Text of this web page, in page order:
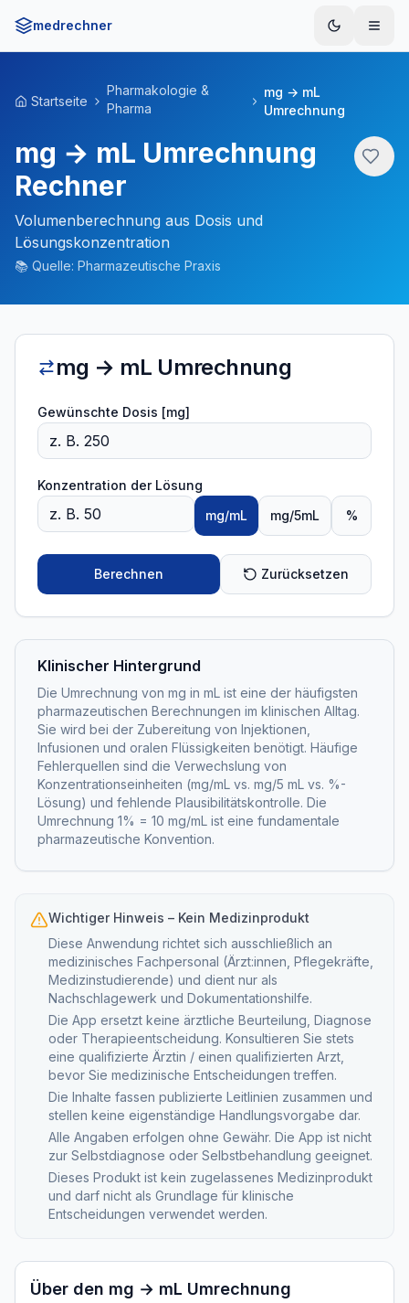
medrechner
Startseite
Pharmakologie &
Pharma
mg → mL
Umrechnung
mg → mL Umrechnung
Rechner
Volumenberechnung aus Dosis und
Lösungskonzentration
📚 Quelle: Pharmazeutische Praxis
mg → mL Umrechnung
Gewünschte Dosis [mg]
Konzentration der Lösung
mg/mL
mg/5mL %
Berechnen Zurücksetzen
Klinischer Hintergrund
Die Umrechnung von mg in mL ist eine der häufigsten
pharmazeutischen Berechnungen im klinischen Alltag.
Sie wird bei der Zubereitung von Injektionen,
Infusionen und oralen Flüssigkeiten benötigt. Häufige
Fehlerquellen sind die Verwechslung von
Konzentrationseinheiten (mg/mL vs. mg/5 mL vs. %-
Lösung) und fehlende Plausibilitätskontrolle. Die
Umrechnung 1% = 10 mg/mL ist eine fundamentale
pharmazeutische Konvention.
Wichtiger Hinweis – Kein Medizinprodukt
Diese Anwendung richtet sich ausschließlich an
medizinisches Fachpersonal (Ärzt:innen, Pflegekräfte,
Medizinstudierende) und dient nur als
Nachschlagewerk und Dokumentationshilfe.
Die App ersetzt keine ärztliche Beurteilung, Diagnose
oder Therapieentscheidung. Konsultieren Sie stets
eine qualifizierte Ärztin / einen qualifizierten Arzt,
bevor Sie medizinische Entscheidungen treffen.
Die Inhalte fassen publizierte Leitlinien zusammen und
stellen keine eigenständige Handlungsvorgabe dar.
Alle Angaben erfolgen ohne Gewähr. Die App ist nicht
zur Selbstdiagnose oder Selbstbehandlung geeignet.
Dieses Produkt ist kein zugelassenes Medizinprodukt
und darf nicht als Grundlage für klinische
Entscheidungen verwendet werden.
Über den mg → mL Umrechnung